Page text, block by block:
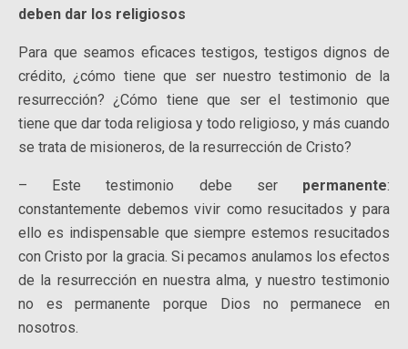
deben dar los religiosos
Para que seamos eficaces testigos, testigos dignos de
crédito, ¿cómo tiene que ser nuestro testimonio de la
resurrección? ¿Cómo tiene que ser el testimonio que
tiene que dar toda religiosa y todo religioso, y más cuando
se trata de misioneros, de la resurrección de Cristo?
– Este testimonio debe ser permanente:
constantemente debemos vivir como resucitados y para
ello es indispensable que siempre estemos resucitados
con Cristo por la gracia. Si pecamos anulamos los efectos
de la resurrección en nuestra alma, y nuestro testimonio
no es permanente porque Dios no permanece en
nosotros.